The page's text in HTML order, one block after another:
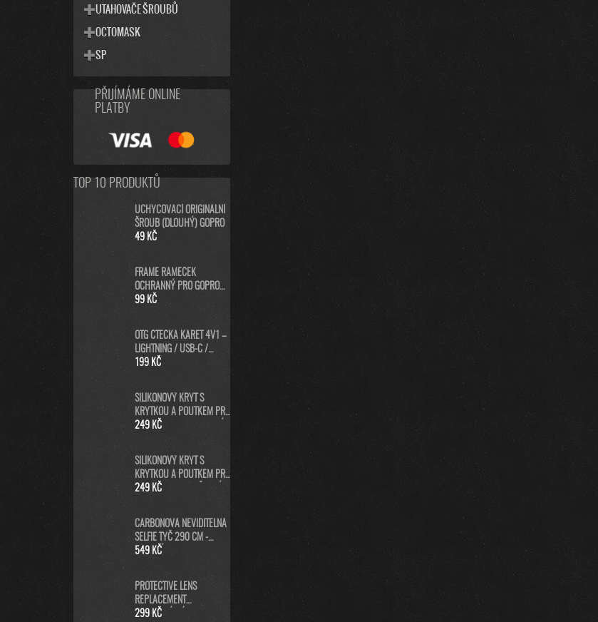
UTAHOVAČE ŠROUBŮ
OCTOMASK
SP
PŘIJÍMÁME ONLINE
PLATBY
TOP 10 PRODUKTŮ
UCHYCOVACÍ ORIGINÁLNÍ
ŠROUB (DLOUHÝ) GOPRO
49 KČ
FRAME RÁMEČEK
OCHRANNÝ PRO GOPRO
HERO8 BLACK
99 KČ
OTG ČTEČKA KARET 4V1 –
LIGHTNING / USB-C /
MICRO USB / USB-A PRO
199 KČ
SILIKONOVÝ KRYT S
KRYTKOU A POUTKEM PRO
GOPRO HERO13 - MODRÝ
249 KČ
SILIKONOVÝ KRYT S
KRYTKOU A POUTKEM PRO
GOPRO HERO13 - ČERNÝ
249 KČ
CARBONOVÁ NEVIDITELNÁ
SELFIE TYČ 290 CM -
DLOUHÁ SELFIE STICK PRO
549 KČ
PROTECTIVE LENS
REPLACEMENT
NEORIGINÁLNÍ (PRO
299 KČ